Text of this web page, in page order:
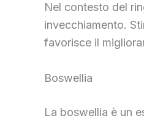
Nel contesto del
invecchiamento.
favorisce il
Boswellia
La boswellia è un